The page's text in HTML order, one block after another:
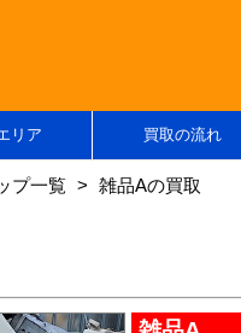
リア 買取の流れ
プ一覧 雑品Aの買取